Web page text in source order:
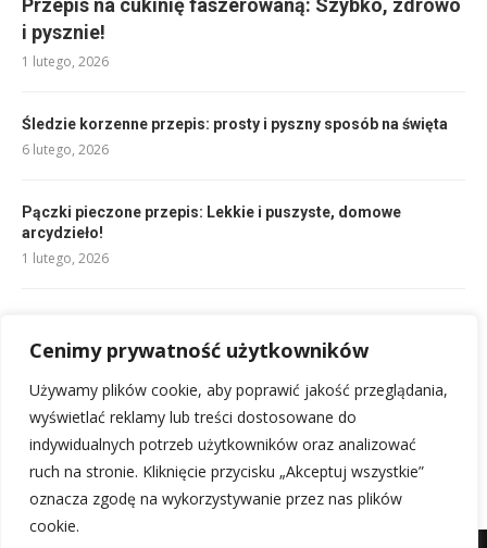
Cenimy prywatność użytkowników
Używamy plików cookie, aby poprawić jakość przeglądania,
wyświetlać reklamy lub treści dostosowane do
indywidualnych potrzeb użytkowników oraz analizować
ruch na stronie. Kliknięcie przycisku „Akceptuj wszystkie”
oznacza zgodę na wykorzystywanie przez nas plików
cookie.
i pysznie!
1 lutego, 2026
Śledzie korzenne przepis: prosty i pyszny sposób na święta
6 lutego, 2026
Pączki pieczone przepis: Lekkie i puszyste, domowe
arcydzieło!
1 lutego, 2026
1 lutego, 2026
Biszkopt czekoladowy przepis: Idealnie puszysty i prosty!
1 lutego, 2026